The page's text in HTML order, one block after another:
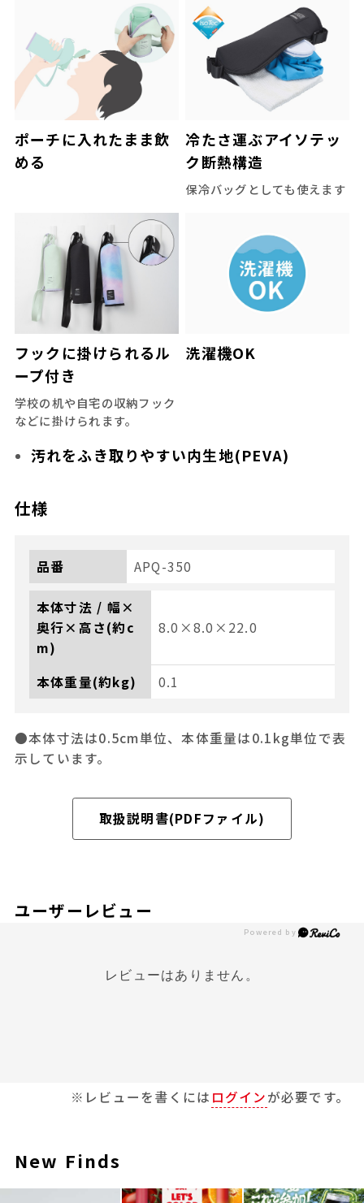
ポーチに入れたまま飲
める
冷たさ運ぶアイソテッ
ク断熱構造
保冷バッグとしても使えます
フックに掛けられるル
ープ付き
学校の机や自宅の収納フック
などに掛けられます。
洗濯機OK
汚れをふき取りやすい内生地(PEVA)
仕様
品番 APQ-350
本体寸法 / 幅×
奥行×高さ(約c
m)
8.0×8.0×22.0
本体重量(約kg) 0.1
●本体寸法は0.5cm単位、本体重量は0.1kg単位で表
示しています。
取扱説明書(PDFファイル)
ユーザーレビュー
レビューはありません。
※レビューを書くには ログインが必要です。
New Finds